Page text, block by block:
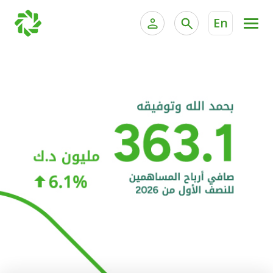
En
الخدمات المصرفية الإلكترونية للشركات
خدمة "بيتك" للتداول الإلكتروني
الحسابات المصرفية
البطاقات
"برامج العملاء"